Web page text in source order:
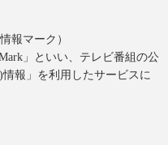
報マーク）
」といい、テレビ番組の公
報」を利用したサービスに